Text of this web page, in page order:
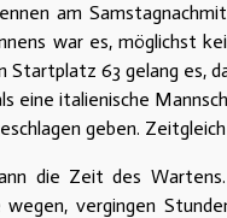
am
war es, möglichst
63 gelang es,
eine italienische
geben.
die Zeit des
vergingen